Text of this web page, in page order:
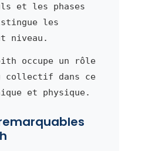
et les phases
les
niveau.
occupe un rôle
collectif dans ce
et physique.